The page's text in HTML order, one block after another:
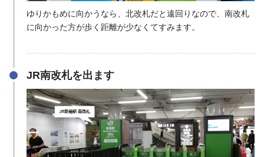
ゆりかもめに向かうなら、北改札だと遠回りなので、南改札
に向かった方が歩く距離が少なくてすみます。
JR南改札を出ます